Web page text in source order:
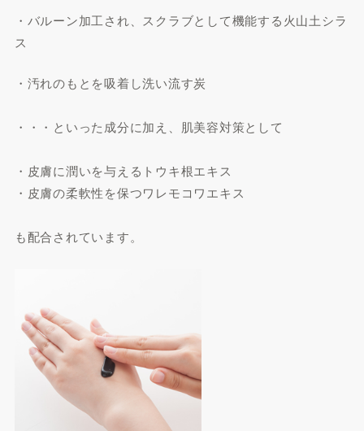
・バルーン加工され、スクラブとして機能する火山土シラ
ス
・汚れのもとを吸着し洗い流す炭
・・・といった成分に加え、肌美容対策として
・皮膚に潤いを与えるトウキ根エキス
・皮膚の柔軟性を保つワレモコワエキス
も配合されています。